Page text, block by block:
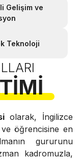
Gelişim ve
Teknoloji
olarak, İngilizce
öğrencisine en
gururunu
kadromuzla,